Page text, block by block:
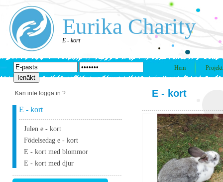
Eurika Charity
E - kort
Hem Projekt
Kan inte logga in ?
E - kort
Julen e - kort
Födelsedag e - kort
E - kort med blommor
E - kort med djur
E - kort